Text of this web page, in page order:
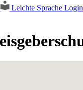
Leichte Sprache Login